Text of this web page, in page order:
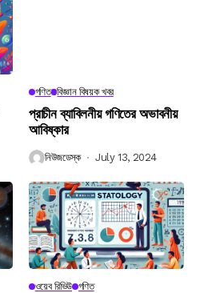
গণিত বিজ্ঞান বিষয়ক খবর
প্রাচীন ব্যাবিলনীয় গণিতের অভাবনীয়
আবিষ্কার
নিউজডেস্ক July 13, 2024
ওয়েব রিভিউ গণিত